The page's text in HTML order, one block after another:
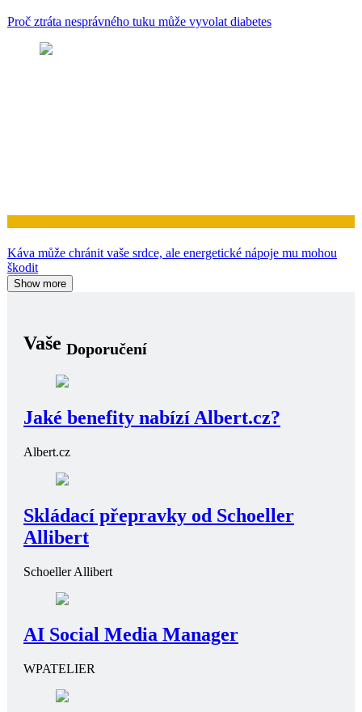
Proč ztráta nesprávného tuku může vyvolat diabetes
Káva může chránit vaše srdce, ale energetické nápoje mu mohou
škodit
Show more
Vaše Doporučení
Jaké benefity nabízí Albert.cz?
Albert.cz
Skládací přepravky od Schoeller
Allibert
Schoeller Allibert
AI Social Media Manager
WPATELIER